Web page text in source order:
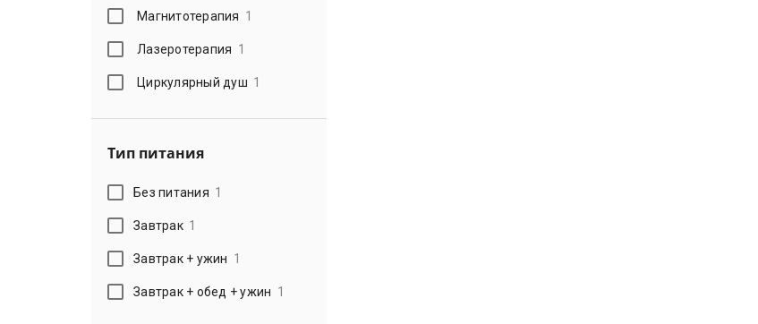
Магнитотерапия 1
Лазеротерапия 1
Циркулярный душ 1
Тип питания
Без питания 1
Завтрак 1
Завтрак + ужин 1
Завтрак + обед + ужин 1